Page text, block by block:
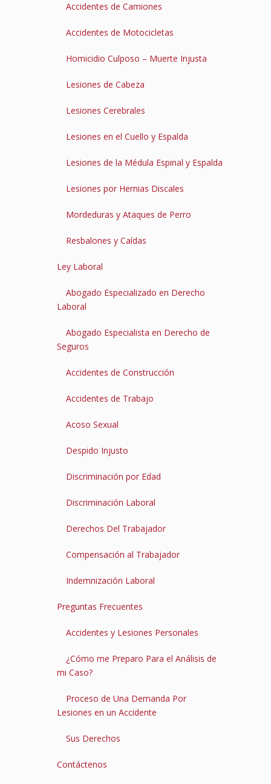
Accidentes de Camiones
Accidentes de Motocicletas
Homicidio Culposo – Muerte Injusta
Lesiones de Cabeza
Lesiones Cerebrales
Lesiones en el Cuello y Espalda
Lesiones de la Médula Espinal y Espalda
Lesiones por Hernias Discales
Mordeduras y Ataques de Perro
Resbalones y Caídas
Ley Laboral
Abogado Especializado en Derecho
Laboral
Abogado Especialista en Derecho de
Seguros
Accidentes de Construcción
Accidentes de Trabajo
Acoso Sexual
Despido Injusto
Discriminación por Edad
Discriminación Laboral
Derechos Del Trabajador
Compensación al Trabajador
Indemnización Laboral
Preguntas Frecuentes
Accidentes y Lesiones Personales
¿Cómo me Preparo Para el Análisis de
mi Caso?
Proceso de Una Demanda Por
Lesiones en un Accidente
Sus Derechos
Contáctenos